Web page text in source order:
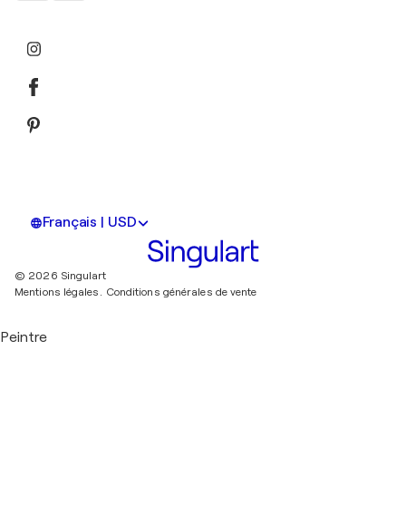
Français | USD
© 2026 Singulart
Mentions légales. Conditions générales de vente
Peintre